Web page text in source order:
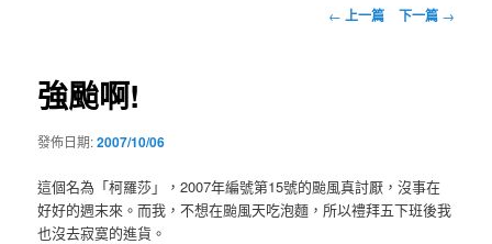
文
← 上一篇 下一篇 →
強颱啊!
發佈日期:2007/10/06
這個名為「柯羅莎」，2007年編號第15號的颱風真討厭，沒事在
好好的週末來。而我，不想在颱風天吃泡麵，所以禮拜五下班後我
也沒去寂寞的進貨。